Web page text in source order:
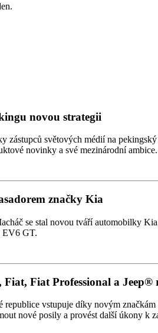
novou strategii
zástupců světových médií na
novinky a své mezinárodní ambice.
značky Kia
se stal novou tváří automobilky
EV6 GT.
Fiat, Fiat Professional a
vstupuje díky novým
nové posily a provést další úkony k